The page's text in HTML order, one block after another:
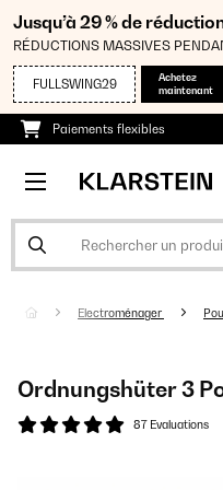
Jusqu’à 29 % de
RÉDUCTIONS MASSIVES
FULLSWING29
Achetez
maintenant
Paiements flexibles
Electroménager
Ordnungshüter 3
87 Evaluations